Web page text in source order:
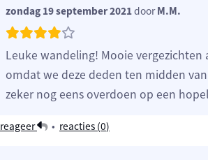
zondag 19 september 2021doorM.M.
Leuke wandeling! Mooie
omdat we deze deden ten midden
zeker nog eens overdoen op een
reageer • reacties (0)